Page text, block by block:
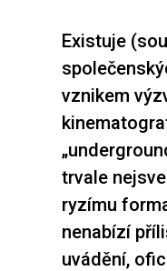
Existuje
vznikem
trvale
ryzímu
nenabízí
uvádění,